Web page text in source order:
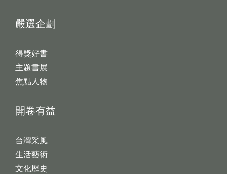
開卷有益
台灣采風
生活藝術
文化歷史
嚴選企劃
得獎好書
主題書展
焦點人物